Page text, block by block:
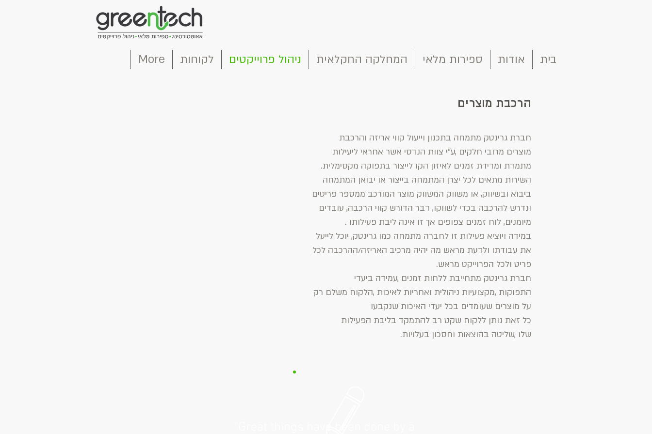
בית אודות ספירות מלאי המחלקה החקלאית ניהול פרוייקטים לקוחות More
הרכבת מוצרים
חברת גרינטק מתמחה בתכנון וייעול קווי אריזה והרכבת
מוצרים מרובי חלקים ,ע“י צוות הנדסי אשר אחראי ליעילות
מתמדת ומדידת זמנים לאיזון הקו לייצור בתפוקה מקסימלית.
השירות מתאים לכל יצרן המתמחה בייצור או יבואן המתמחה
ביבוא ובשיווק, או משווק המשווק מוצר המורכב ממספר פריטים
ונדרש להרכבה בכדי לשווקו, דבר הדורש קווי הרכבה, עובדים
מיומנים, לוח זמנים צפופים אך זו אינה ליבת פעילותו .
במידה ויוציא פעילות זו לחברה מתמחה כמו גרינטק, יוכל לייעל
את עבודתו ולדעת מראש מה יהיה מרכיב האריזה/ההרכבה לכל
פריט ולכל הפרוייקט מראש.
חברת גרינטק מתחייבת ללחות זמנים ,עמידה ביעדי
התפוקות ,מקצועיות ניהולית ואחריות לאיכות ,הלקוח משלם רק
על מוצרים שעומדים בכל יעדי האיכות שנקבעו
כל זאת נותן ללקוח שקט רב להתמקד בליבת הפעילות
שלו ,שליטה בהוצאות וחסכון בעלויות.